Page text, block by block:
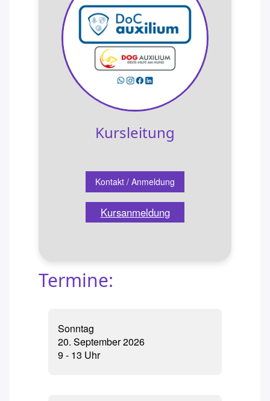
Lasertherapie
Kinderyoga OMPOMPOM
Kinderyoga
Kursleitung
Kontakt / Anmeldung
Kursanmeldung
Termine:
Sonntag
20. September 2026
9 - 13 Uhr